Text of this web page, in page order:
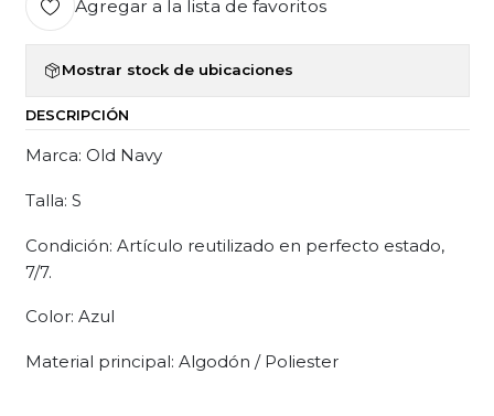
Agregar a la lista de favoritos
Mostrar stock de ubicaciones
DESCRIPCIÓN
Marca: Old Navy
Talla: S
Condición: Artículo reutilizado en perfecto estado,
7/7.
Color: Azul
Material principal: Algodón / Poliester